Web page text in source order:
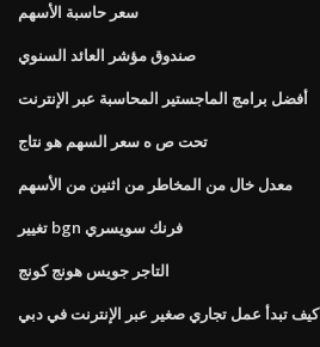
سعر حاسبة الأسهم
صندوق مؤشر العائد السنوي
أفضل برامج الماجستير المحاسبة عبر الإنترنت
تحت ص ه سعر السهم هو نتاج
معدل خال من المخاطر من اثنين من الأسهم
تغيير bgn فرنك سويسري
التاجر جويس هونج كونج
كيف تبدأ عمل تجاري صغير عبر الإنترنت في دبي